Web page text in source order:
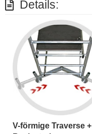
Details:
V-förmige Traverse +